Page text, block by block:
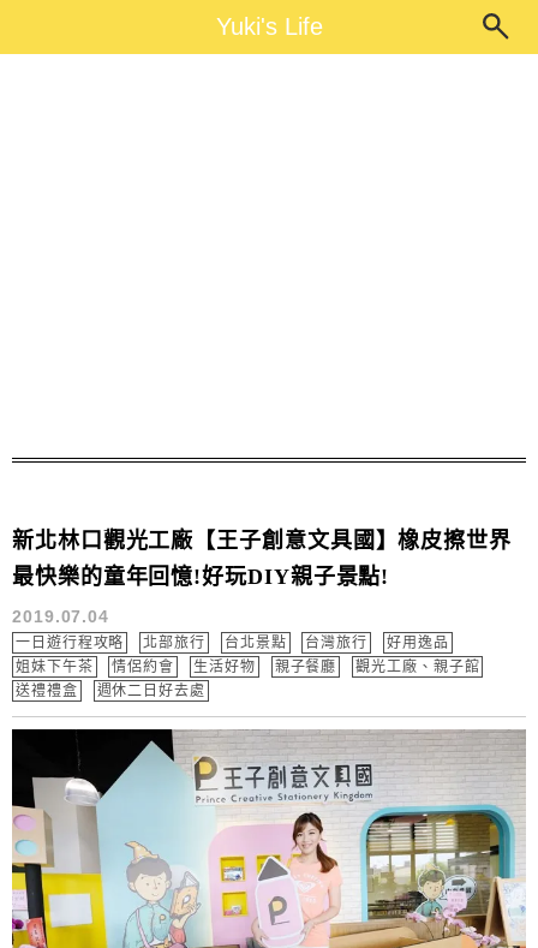
Yuki's LifeYuki's Life
新北林口觀光工廠【王子創意文具國】橡皮擦世界
最快樂的童年回憶!好玩DIY親子景點!
2019.07.04
一日遊行程攻略 北部旅行 台北景點 台灣旅行
好用逸品
姐妹下午茶
情侶約會 生活好物 親子餐廳
觀光工廠、親子館
送禮禮盒
週休二日好去處